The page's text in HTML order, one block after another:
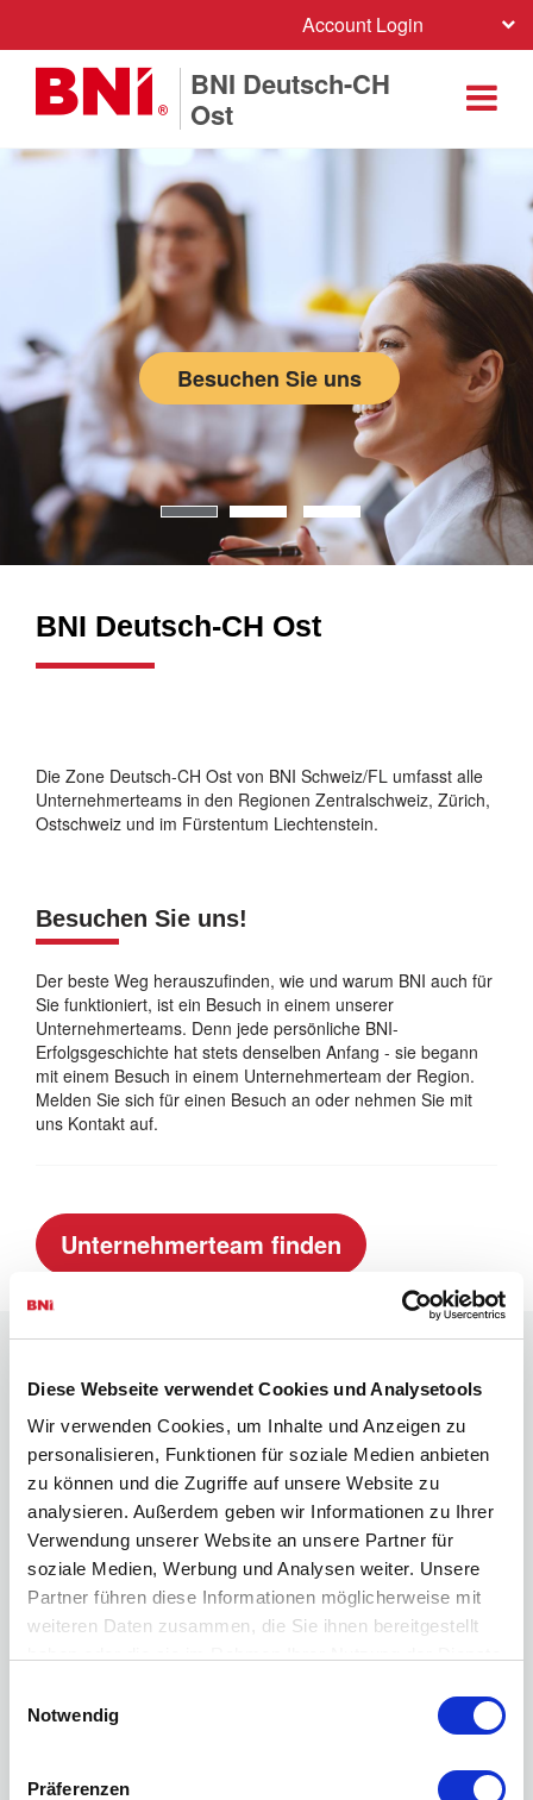
Diese Webseite verwendet Cookies und Analysetools
Wir verwenden Cookies, um Inhalte und Anzeigen zu
personalisieren, Funktionen für soziale Medien anbieten
zu können und die Zugriffe auf unsere Website zu
analysieren. Außerdem geben wir Informationen zu Ihrer
Verwendung unserer Website an unsere Partner für
soziale Medien, Werbung und Analysen weiter. Unsere
Partner führen diese Informationen möglicherweise mit
weiteren Daten zusammen, die Sie ihnen bereitgestellt
Notwendig
Präferenzen
Account Login
BNI Deutsch-CH
Ost
Besuchen Sie uns
BNI Deutsch-CH Ost
Die Zone Deutsch-CH Ost von BNI Schweiz/FL umfasst alle
Unternehmerteams in den Regionen Zentralschweiz, Zürich,
Ostschweiz und im Fürstentum Liechtenstein.
Besuchen Sie uns!
Der beste Weg herauszufinden, wie und warum BNI auch für
Sie funktioniert, ist ein Besuch in einem unserer
Unternehmerteams. Denn jede persönliche BNI-
Erfolgsgeschichte hat stets denselben Anfang - sie begann
mit einem Besuch in einem Unternehmerteam der Region.
Melden Sie sich für einen Besuch an oder nehmen Sie mit
uns Kontakt auf.
Unternehmerteam finden
Links
Mitglied finden
Impressum
Datenschutzerklärung